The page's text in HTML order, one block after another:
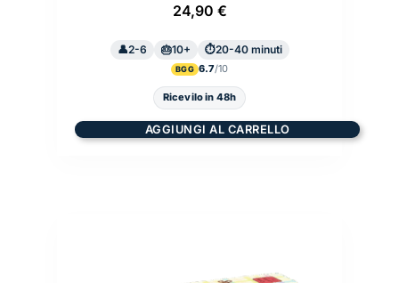
24,90 €
2-6 10+ 20-40 minuti
BGG 6.7
Ricevilo in 48h
AGGIUNGI AL CARRELLO